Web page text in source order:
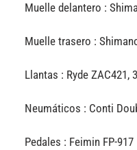
Muelle delantero :
Muelle trasero :
Llantas : Ryde ZAC421,
Neumáticos : Conti
Pedales : Feimin FP-917